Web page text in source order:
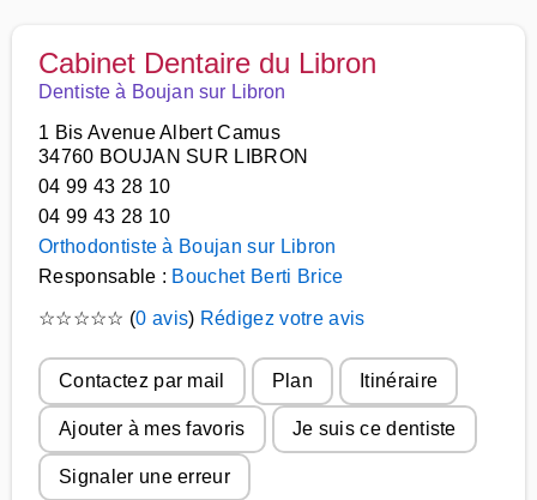
Cabinet Dentaire du Libron
Dentiste à Boujan sur Libron
1 Bis Avenue Albert Camus
34760 BOUJAN SUR LIBRON
04 99 43 28 10
04 99 43 28 10
Orthodontiste à Boujan sur Libron
Responsable : Bouchet Berti Brice
☆☆☆☆☆ (0 avis) Rédigez votre avis
Contactez par mail Plan Itinéraire
Ajouter à mes favoris Je suis ce dentiste
Signaler une erreur